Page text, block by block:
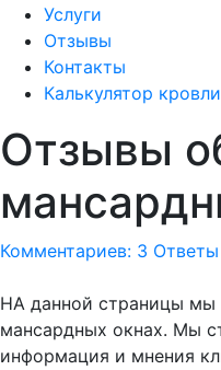
Услуги
Отзывы
Контакты
Калькулятор кровли
Отзывы
Комментариев: 3
НА данной страницы мы
мансардных окнах. Мы
информация и мнения